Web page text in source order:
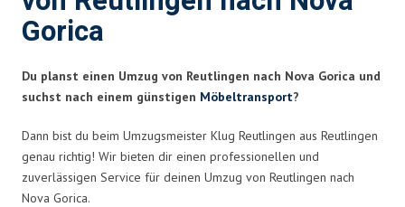
Gorica
Du planst einen Umzug von Reutlingen nach Nova Gorica und
suchst nach einem günstigen Möbeltransport?
Dann bist du beim Umzugsmeister Klug Reutlingen aus Reutlingen
genau richtig! Wir bieten dir einen professionellen und
zuverlässigen Service für deinen Umzug von Reutlingen nach
Nova Gorica.